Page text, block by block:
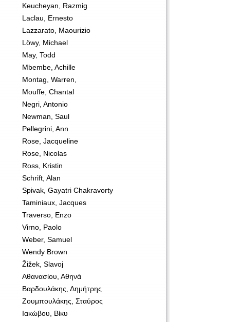
Keucheyan, Razmig
Laclau, Ernesto
Lazzarato, Maourizio
Löwy, Michael
May, Todd
Mbembe, Achille
Montag, Warren,
Mouffe, Chantal
Negri, Antonio
Newman, Saul
Pellegrini, Ann
Rose, Jacqueline
Rose, Nicolas
Ross, Kristin
Schrift, Alan
Spivak, Gayatri Chakravorty
Taminiaux, Jacques
Traverso, Enzo
Virno, Paolo
Weber, Samuel
Wendy Brown
Žižek, Slavoj
Αθανασίου, Αθηνά
Βαρδουλάκης, Δημήτρης
Ζουμπουλάκης, Σταύρος
Ιακώβου, Βίκυ